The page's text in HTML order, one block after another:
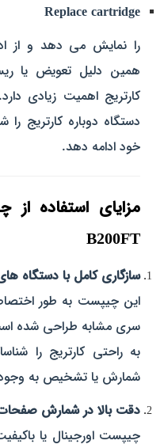
Replace cartridge
را نمایش می‌ دهد و از
همین دلیل تعویض یا
کارتریج اهمیت زیادی
دستگاه دوباره کارتریج
خود ادامه دهد.
B200FT
سازگاری کامل با دستگاه‌
سری مشابه طراحی شده
به‌ راحتی کارتریج را
شمارش یا تشخیص به‌
دقت بالا در شمارش